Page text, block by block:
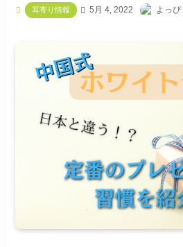
耳寄り情報 5月 4, 2022 よっぴ